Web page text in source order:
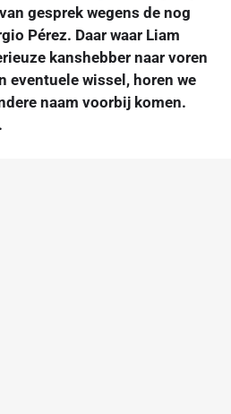
gesprek wegens de nog
Pérez. Daar waar Liam
kanshebber naar voren
eventuele wissel, horen we
naam voorbij komen.